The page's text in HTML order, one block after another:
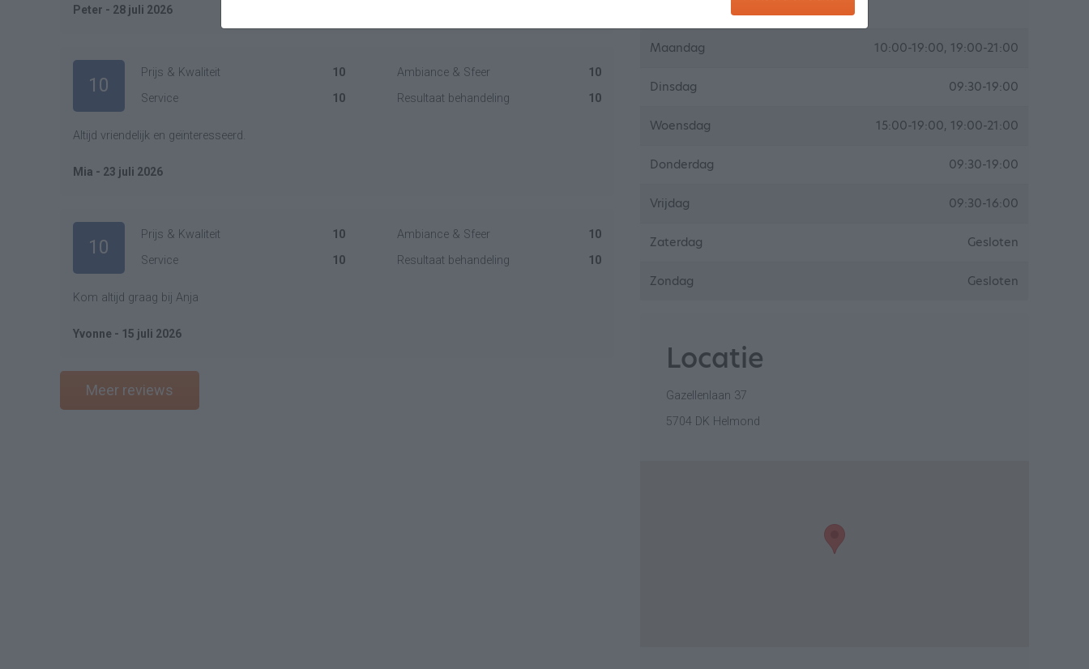
Peter - 28 juli 2026
10
Prijs & Kwaliteit 10 Ambiance & Sfeer
10
Service
10 Resultaat behandeling 10
Altijd vriendelijk en geïnteresseerd.
Mia - 23 juli 2026
10
Prijs & Kwaliteit 10 Ambiance & Sfeer
10
Service
10 Resultaat behandeling 10
Kom altijd graag bij Anja
Yvonne - 15 juli 2026
Meer reviews
Maandag 10:00-19:00, 19:00-21:00
Dinsdag 09:30-19:00
Woensdag 15:00-19:00, 19:00-21:00
Donderdag 09:30-19:00
Vrijdag 09:30-16:00
Zaterdag Gesloten
Zondag Gesloten
Locatie
Gazellenlaan 37
5704 DK Helmond